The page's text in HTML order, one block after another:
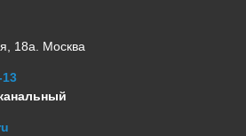
18а. Москва
13